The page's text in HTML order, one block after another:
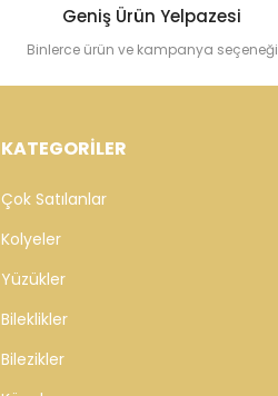
Geniş Ürün Yelpazesi
Binlerce ürün ve kampanya seçeneği
KATEGORİLER
Çok Satılanlar
Kolyeler
Yüzükler
Bileklikler
Bilezikler